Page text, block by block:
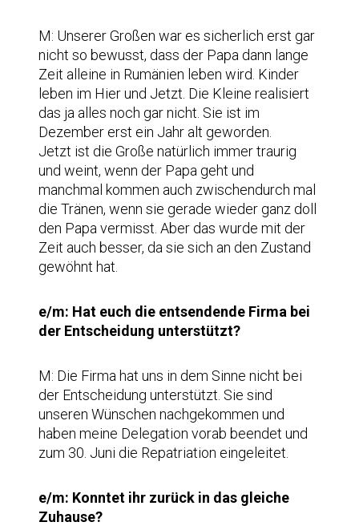
M: Unserer Großen war es sicherlich erst gar
nicht so bewusst, dass der Papa dann lange
Zeit alleine in Rumänien leben wird. Kinder
leben im Hier und Jetzt. Die Kleine realisiert
das ja alles noch gar nicht. Sie ist im
Dezember erst ein Jahr alt geworden.
Jetzt ist die Große natürlich immer traurig
und weint, wenn der Papa geht und
manchmal kommen auch zwischendurch mal
die Tränen, wenn sie gerade wieder ganz doll
den Papa vermisst. Aber das wurde mit der
Zeit auch besser, da sie sich an den Zustand
gewöhnt hat.
e/m: Hat euch die entsendende Firma bei
der Entscheidung unterstützt?
M: Die Firma hat uns in dem Sinne nicht bei
der Entscheidung unterstützt. Sie sind
unseren Wünschen nachgekommen und
haben meine Delegation vorab beendet und
zum 30. Juni die Repatriation eingeleitet.
e/m: Konntet ihr zurück in das gleiche
Zuhause?